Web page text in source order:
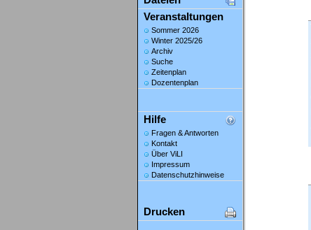
Veranstaltungen
Sommer 2026
Winter 2025/26
Archiv
Suche
Zeitenplan
Dozentenplan
Hilfe
Fragen & Antworten
Kontakt
Über ViLI
Impressum
Datenschutzhinweise
Drucken